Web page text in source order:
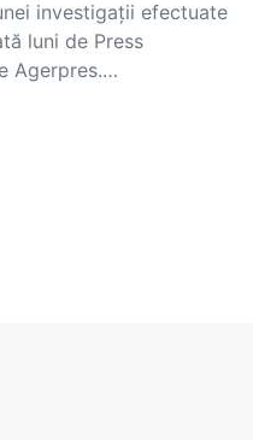
investigaţii efectuate
luni de Press
Agerpres.…